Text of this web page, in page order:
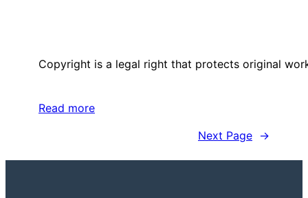
Copyright is a legal right that protects original
Read more
Next Page →